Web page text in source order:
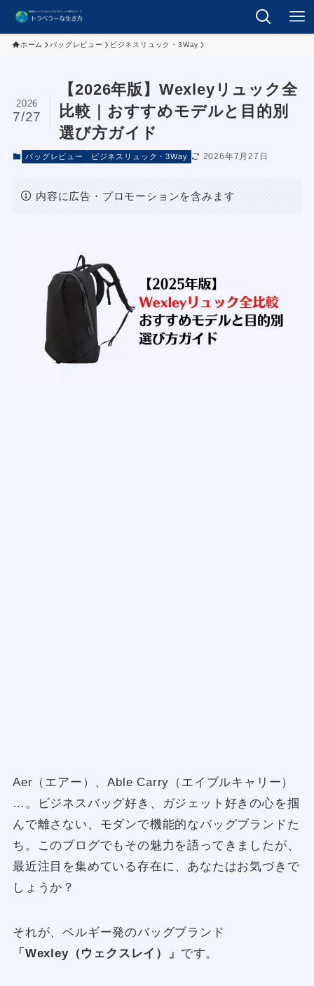
ホーム バッグレビュー ビジネスリュック・3Way
【2026年版】Wexleyリュック全
比較｜おすすめモデルと目的別
選び方ガイド
2026
7/27
バッグレビュー ビジネスリュック・3Way 2026年7月27日
内容に広告・プロモーションを含みます
Aer（エアー）、Able Carry（エイブルキャリー）
…。ビジネスバッグ好き、ガジェット好きの心を掴
んで離さない、モダンで機能的なバッグブランドた
ち。このブログでもその魅力を語ってきましたが、
最近注目を集めている存在に、あなたはお気づきで
しょうか？
それが、ベルギー発のバッグブランド
「Wexley（ウェクスレイ）」 です。